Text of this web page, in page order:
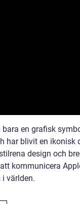
en grafisk
har blivit en ikonisk
design och
kommunicera
världen.